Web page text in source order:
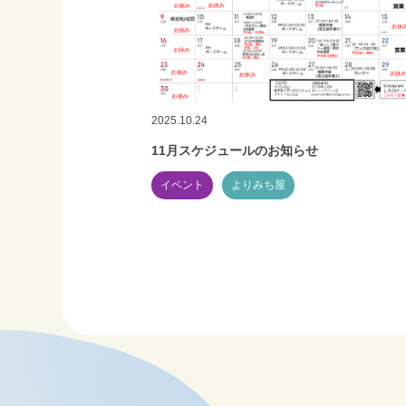
2025.10.24
11月スケジュールのお知らせ
イベント よりみち屋